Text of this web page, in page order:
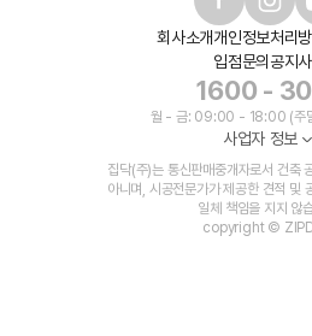
회사소개개인정보처리
입점문의 공지
1600 -
월 - 금: 09:00 - 18:00 (주
사업자 정보
집닥(주)는 통신판매중개자로서 건축
아니며, 시공전문가가 제공한 견적 및
일체 책임을 지지 않
copyright ©